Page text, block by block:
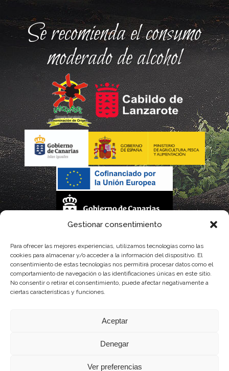
Gestionar consentimiento
Para ofrecer las mejores experiencias, utilizamos tecnologías como las
cookies para almacenar y/o acceder a la información del dispositivo. El
consentimiento de estas tecnologías nos permitirá procesar datos como el
comportamiento de navegación o las identificaciones únicas en este sitio.
No consentir o retirar el consentimiento, puede afectar negativamente a
ciertas características y funciones.
Aceptar
Denegar
Ver preferencias
Se recomienda el consumo
moderado de alcohol
parcialmente, por el Gobierno de Canarias
con fondos provenientes del presupuesto de gastos del Instituto Canario de
Calidad Agroalimentaria